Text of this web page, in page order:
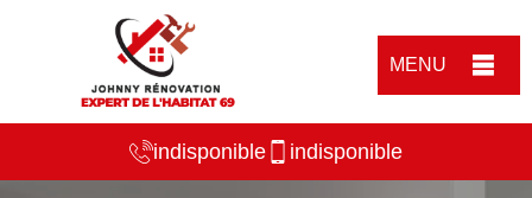
MENU
indisponible indisponible